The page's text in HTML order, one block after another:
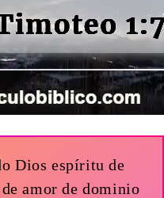
Dios espíritu de
amor de dominio